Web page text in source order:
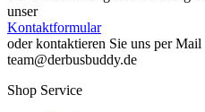
unser
Kontaktformular
oder kontaktieren Sie uns per Mail
team@derbusbuddy.de
Shop Service